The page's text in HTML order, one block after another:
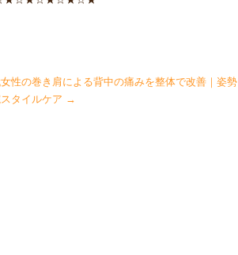
女性の巻き肩による背中の痛みを整体で改善｜姿勢
タイルケア →